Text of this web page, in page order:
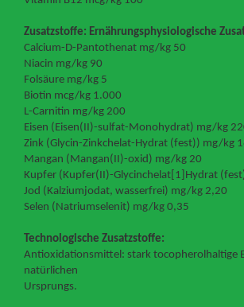
Zusatzstoffe: Ernährungsphysiologische
Calcium-D-Pantothenat mg/kg 50
Niacin mg/kg 90
Folsäure mg/kg 5
Biotin mcg/kg 1.000
L-Carnitin mg/kg 200
Eisen (Eisen(II)-sulfat-Monohydrat) mg/kg
Zink (Glycin-Zinkchelat-Hydrat (fest)) mg/kg
Mangan (Mangan(II)-oxid) mg/kg 20
Kupfer (Kupfer(II)-Glycinchelat [1] Hydrat
Jod (Kalziumjodat, wasserfrei) mg/kg 2,20
Selen (Natriumselenit) mg/kg 0,35
Technologische Zusatzstoffe:
Antioxidationsmittel: stark tocopherolhaltige
natürlichen
Ursprungs.